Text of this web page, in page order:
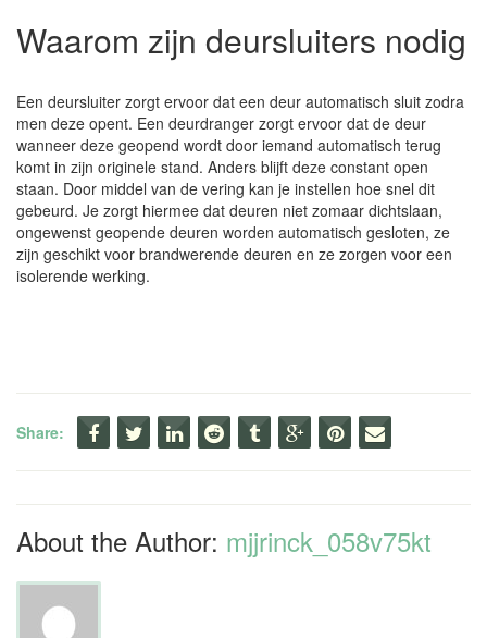
Waarom zijn deursluiters nodig
Een deursluiter zorgt ervoor dat een deur automatisch sluit zodra
men deze opent. Een deurdranger zorgt ervoor dat de deur
wanneer deze geopend wordt door iemand automatisch terug
komt in zijn originele stand. Anders blijft deze constant open
staan. Door middel van de vering kan je instellen hoe snel dit
gebeurd. Je zorgt hiermee dat deuren niet zomaar dichtslaan,
ongewenst geopende deuren worden automatisch gesloten, ze
zijn geschikt voor brandwerende deuren en ze zorgen voor een
isolerende werking.
Share:
About the Author: mjjrinck_058v75kt